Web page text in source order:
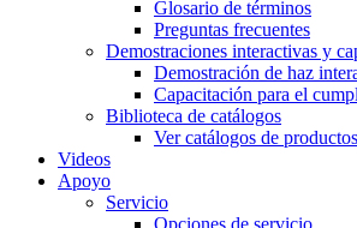
Glosario de términos
Preguntas frecuentes
Demostraciones interactivas y
Demostración de haz
Capacitación para el
Biblioteca de catálogos
Ver catálogos de productos
Videos
Apoyo
Servicio